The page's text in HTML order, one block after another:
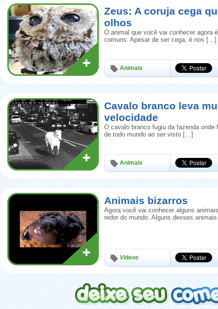
Zeus: A coruja cega
olhos
O animal que você vai conhecer agora
comuns. Apesar de ser cega, é nos […]
Animais
Cavalo branco leva
velocidade
O cavalo branco fugiu da fazenda
de todo mundo ao ser visto […]
Animais
Animais bizarros
Agora você vai conhecer alguns
redor do mundo. Alguns desses
Videos